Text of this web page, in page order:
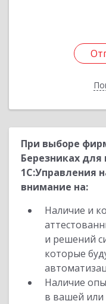
При выборе
Березниках
1С:Управления
внимание на:
Наличие и
и решений
которые
Наличие
в вашей или